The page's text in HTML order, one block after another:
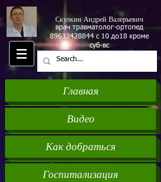
Скулкин Андрей Валерьевич
врач травматолог-ортопед
89633428844 с 10 до18 кроме
суб-вс
Главная
Видео
Как добраться
Госпитализация